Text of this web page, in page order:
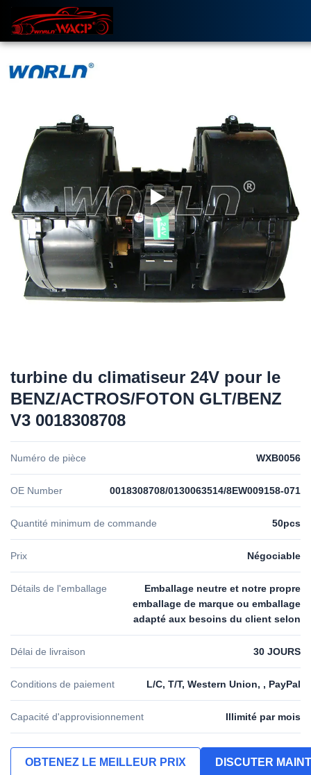
turbine du climatiseur 24V pour le
BENZ/ACTROS/FOTON GLT/BENZ
V3 0018308708
Numéro de pièce WXB0056
OE Number 0018308708/0130063514/8EW009158-071
Quantité minimum de commande 50pcs
Prix Négociable
Détails de l'emballage
Emballage neutre et notre propre
emballage de marque ou emballage
adapté aux besoins du client selon
Délai de livraison 30 JOURS
Conditions de paiement L/C, T/T, Western Union, , PayPal
Capacité d'approvisionnement Illimité par mois
OBTENEZ LE MEILLEUR PRIX DISCUTER